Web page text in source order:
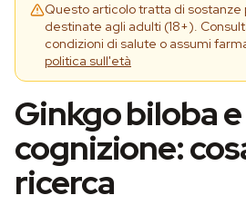
Questo articolo tratta di sostanze
destinate agli adulti (18+).
condizioni di salute o assumi
politica sull'età
Ginkgo biloba e
cognizione:
ricerca